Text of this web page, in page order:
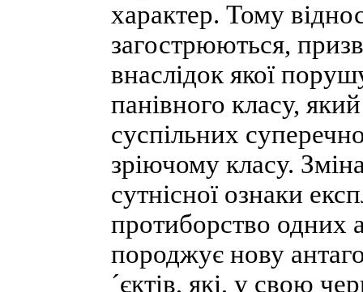
характер. Тому
загострюються,
внаслідок якої
панівного класу,
суспільних
зріючому класу.
сутнісної ознаки
протиборство одних
породжує нову
´єктів, які, у свою